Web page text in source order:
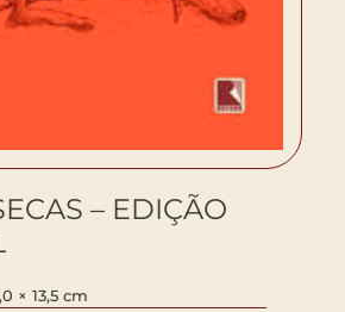
– EDIÇÃO
× 13,5 cm